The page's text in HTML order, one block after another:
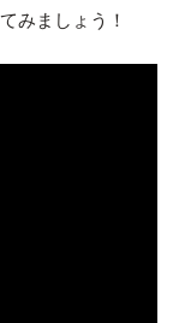
みましょう！